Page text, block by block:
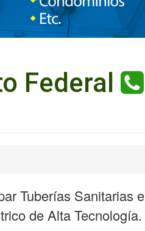
Federal
Tuberías Sanitarias e
de Alta Tecnología.